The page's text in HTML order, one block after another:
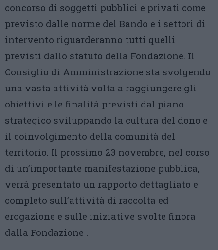
concorso di soggetti pubblici e privati come
previsto dalle norme del Bando e i settori di
intervento riguarderanno tutti quelli
previsti dallo statuto della Fondazione. Il
Consiglio di Amministrazione sta svolgendo
una vasta attività volta a raggiungere gli
obiettivi e le finalità previsti dal piano
strategico sviluppando la cultura del dono e
il coinvolgimento della comunità del
territorio. Il prossimo 23 novembre, nel corso
di un’importante manifestazione pubblica,
verrà presentato un rapporto dettagliato e
completo sull’attività di raccolta ed
erogazione e sulle iniziative svolte finora
dalla Fondazione .